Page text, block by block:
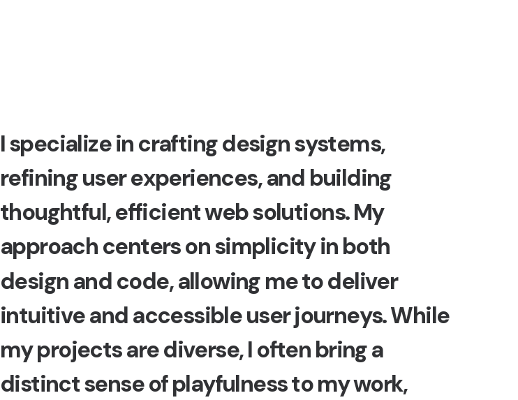
Ispecializeincraftingdesignsystems,
refininguserexperiences,and building
thoughtful,efficientwebsolutions.My
approachcentersonsimplicityinboth
designandcode,allowingmetodeliver
intuitiveandaccessibleuserjourneys.While
myprojectsarediverse,Ioftenbringa
distinctsenseofplayfulnesstomywork,